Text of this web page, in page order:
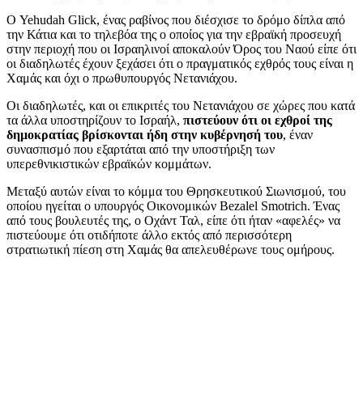
Ο Yehudah Glick, ένας ραβίνος που διέσχισε το δρόμο δίπλα από
την Κάτια και το τηλεβόα της ο οποίος για την εβραϊκή προσευχή
στην περιοχή που οι Ισραηλινοί αποκαλούν Όρος του Ναού είπε ότι
οι διαδηλωτές έχουν ξεχάσει ότι ο πραγματικός εχθρός τους είναι η
Χαμάς και όχι ο πρωθυπουργός Νετανιάχου.
Οι διαδηλωτές, και οι επικριτές του Νετανιάχου σε χώρες που κατά
τα άλλα υποστηρίζουν το Ισραήλ, πιστεύουν ότι οι εχθροί της
δημοκρατίας βρίσκονται ήδη στην κυβέρνησή του, έναν
συνασπισμό που εξαρτάται από την υποστήριξη των
υπερεθνικιστικών εβραϊκών κομμάτων.
Μεταξύ αυτών είναι το κόμμα του Θρησκευτικού Σιωνισμού, του
οποίου ηγείται ο υπουργός Οικονομικών Bezalel Smotrich. Ένας
από τους βουλευτές της, ο Οχάντ Ταλ, είπε ότι ήταν «αφελές» να
πιστεύουμε ότι οτιδήποτε άλλο εκτός από περισσότερη
στρατιωτική πίεση στη Χαμάς θα απελευθέρωνε τους ομήρους.